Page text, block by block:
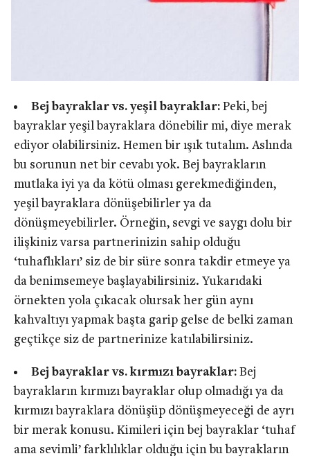
Bej bayraklar vs. yeşil bayraklar:Peki, bej
bayraklar yeşil bayraklara dönebilir mi, diye merak
ediyor olabilirsiniz. Hemen bir ışık tutalım. Aslında
bu sorunun net bir cevabı yok. Bej bayrakların
mutlaka iyi ya da kötü olması gerekmediğinden,
yeşil bayraklara dönüşebilirler ya da
dönüşmeyebilirler. Örneğin, sevgi ve saygı dolu bir
ilişkiniz varsa partnerinizin sahip olduğu
‘tuhaflıkları’ siz de bir süre sonra takdir etmeye ya
da benimsemeye başlayabilirsiniz. Yukarıdaki
örnekten yola çıkacak olursak her gün aynı
kahvaltıyı yapmak başta garip gelse de belki zaman
geçtikçe siz de partnerinize katılabilirsiniz.
Bej bayraklar vs. kırmızı bayraklar: Bej
bayrakların kırmızı bayraklar olup olmadığı ya da
kırmızı bayraklara dönüşüp dönüşmeyeceği de ayrı
bir merak konusu. Kimileri için bej bayraklar ‘tuhaf
ama sevimli’ farklılıklar olduğu için bu bayrakların